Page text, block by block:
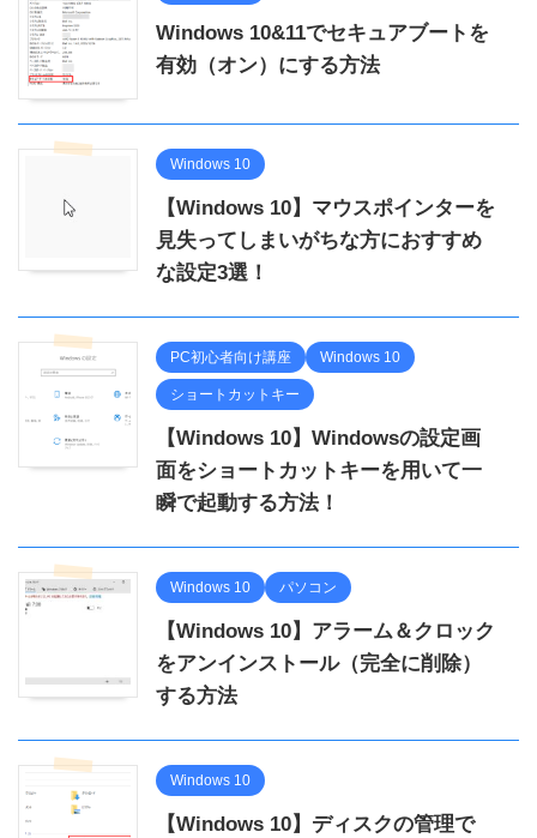
Windows 10&11でセキュアブートを
有効（オン）にする方法
Windows 10
【Windows 10】マウスポインターを
見失ってしまいがちな方におすすめ
な設定3選！
PC初心者向け講座 Windows 10
ショートカットキー
【Windows 10】Windowsの設定画
面をショートカットキーを用いて一
瞬で起動する方法！
Windows 10 パソコン
【Windows 10】アラーム＆クロック
をアンインストール（完全に削除）
する方法
Windows 10
【Windows 10】ディスクの管理で